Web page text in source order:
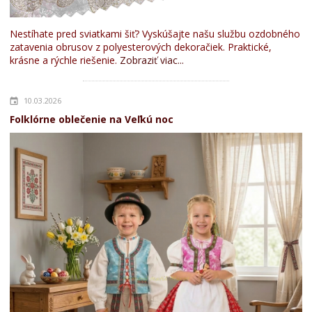
Nestíhate pred sviatkami šiť? Vyskúšajte našu službu ozdobného
zatavenia obrusov z polyesterových dekoračiek. Praktické,
krásne a rýchle riešenie. Zobraziť viac...
10.03.2026
Folklórne oblečenie na Veľkú noc